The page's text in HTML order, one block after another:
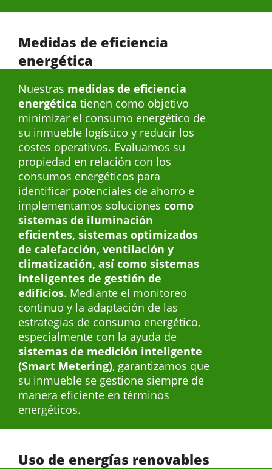
Medidas de eficiencia
energética
Nuestras medidas de eficiencia
energética tienen como objetivo
minimizar el consumo energético de
su inmueble logístico y reducir los
costes operativos. Evaluamos su
propiedad en relación con los
consumos energéticos para
identificar potenciales de ahorro e
implementamos soluciones como
sistemas de iluminación
eficientes, sistemas optimizados
de calefacción, ventilación y
climatización, así como sistemas
inteligentes de gestión de
edificios. Mediante el monitoreo
continuo y la adaptación de las
estrategias de consumo energético,
especialmente con la ayuda de
sistemas de medición inteligente
(Smart Metering), garantizamos que
su inmueble se gestione siempre de
manera eficiente en términos
energéticos.
Uso de energías renovables